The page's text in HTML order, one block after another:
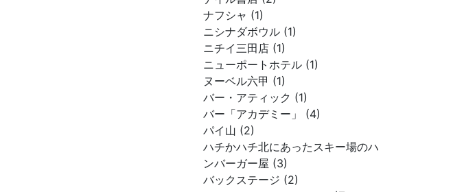
ナフシャ (1)
ニシナダボウル (1)
ニチイ三田店 (1)
ニューポートホテル (1)
ヌーベル六甲 (1)
バー・アティック (1)
バー「アカデミー」 (4)
パイ山 (2)
ハチかハチ北にあったスキー場のハ
ンバーガー屋 (3)
バックステージ (2)